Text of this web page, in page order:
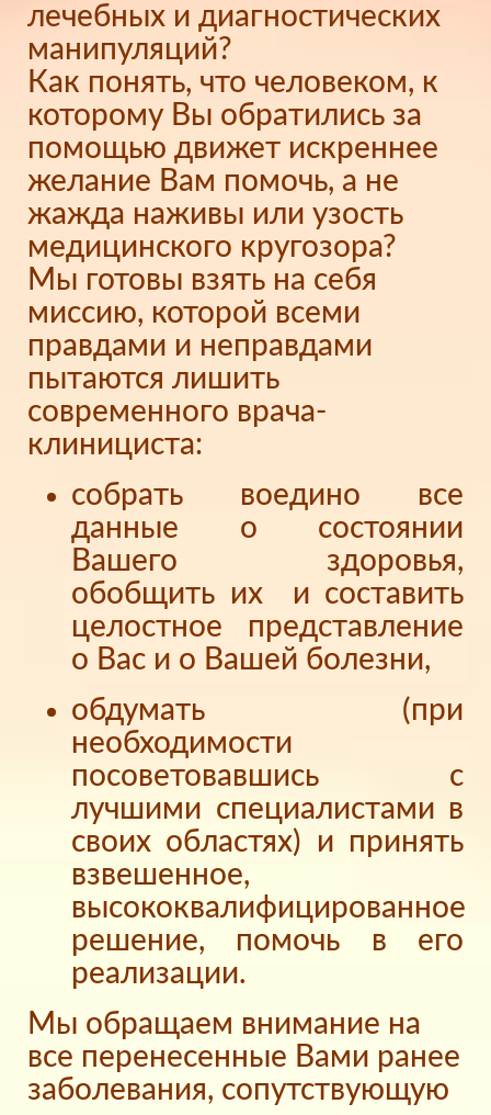
лечебных и диагностических
манипуляций?
Как понять, что человеком, к
которому Вы обратились за
помощью движет искреннее
желание Вам помочь, а не
жажда наживы или узость
медицинского кругозора?
Мы готовы взять на себя
миссию, которой всеми
правдами и неправдами
пытаются лишить
современного врача-
клинициста:
собрать воедино все
данные о состоянии
Вашего здоровья,
обобщить их и составить
целостное представление
о Вас и о Вашей болезни,
обдумать (при
необходимости
посоветовавшись с
лучшими специалистами в
своих областях) и принять
взвешенное,
высококвалифицированное
решение, помочь в его
реализации.
Мы обращаем внимание на
все перенесенные Вами ранее
заболевания, сопутствующую